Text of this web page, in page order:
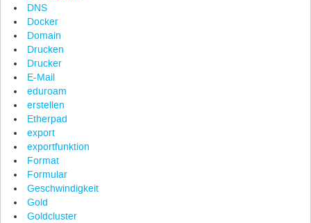
DNS
Docker
Domain
Drucken
Drucker
E-Mail
eduroam
erstellen
Etherpad
export
exportfunktion
Format
Formular
Geschwindigkeit
Gold
Goldcluster